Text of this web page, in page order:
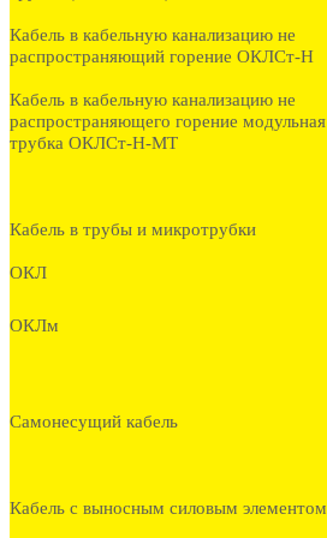
Кабель в кабельную канализацию не
распространяющий горение ОКЛСт-Н
Кабель в кабельную канализацию не
распространяющего горение модульная
трубка ОКЛСт-Н-МТ
Кабель в трубы и микротрубки
ОКЛ
ОКЛм
Самонесущий кабель
Кабель с выносным силовым элементом